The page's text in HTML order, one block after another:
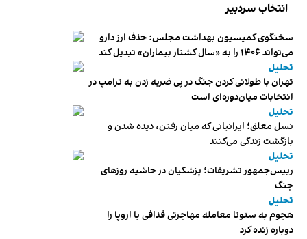
انتخاب سردبیر
سخنگوی کمیسیون بهداشت مجلس: حذف ارز دارو
می‌تواند ۱۴۰۶ را به «سال کشتار بیماران» تبدیل کند
تحلیل
تهران با طولانی کردن جنگ در پی ضربه زدن به ترامپ در
انتخابات میان‌دوره‌ای است
تحلیل
نسل معلق؛ ایرانیانی که میان رفتن، دیده شدن و
بازگشت زندگی می‌کنند
تحلیل
رییس‌جمهور تشریفات؛ پزشکیان در حاشیه روزهای
جنگ
تحلیل
هجوم به سئوتا معامله مهاجرتی قذافی با اروپا را
دوباره زنده کرد